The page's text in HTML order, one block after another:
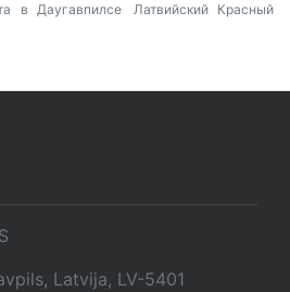
в Даугавпилсе
Латвийский Красный
Latvija, LV-5401